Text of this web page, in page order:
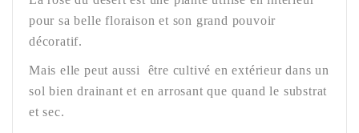
pour sa belle floraison et son grand pouvoir
décoratif.
Mais elle peut aussi être cultivé en extérieur dans un
sol bien drainant et en arrosant que quand le substrat
et sec.